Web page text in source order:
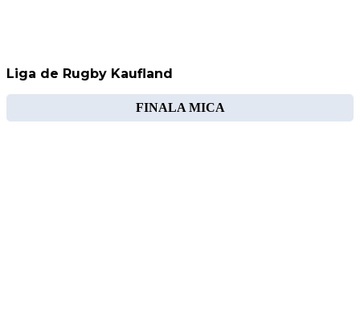
Liga de Rugby Kaufland
FINALA MICA